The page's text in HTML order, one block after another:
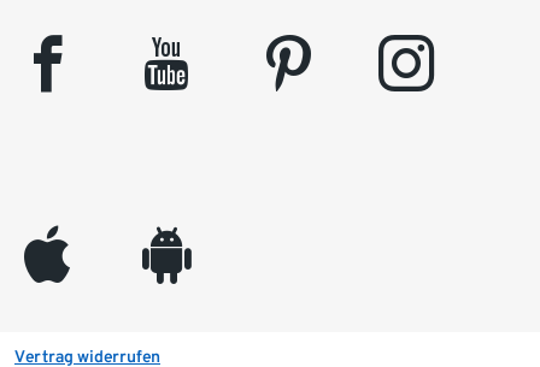
facebook youtube pinterest instagram
appleinc android
Vertrag widerrufen